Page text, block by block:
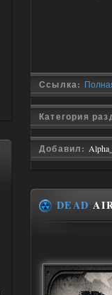
Ссылка:
Категория
Добавил:
DEAD